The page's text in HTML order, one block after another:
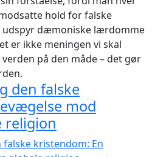
hold for falske
dæmoniske lærdomme
er ikke meningen vi skal
på den måde – det gør
den falske
mod
religion